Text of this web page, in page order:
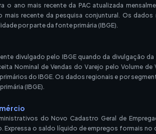
o ano mais recente da PAC atualizada
mais recente da pesquisa conjuntural. Os
por parte da fonte primária (IBGE).
divulgado pelo IBGE quando da divulgação da
Nominal de Vendas do Varejo pelo Volume de
do IBGE. Os dados regionais e por
(IBGE).
do Novo Cadastro Geral de
Expressa o saldo líquido de empregos formais